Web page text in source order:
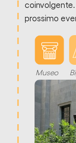
prossimo
Museo